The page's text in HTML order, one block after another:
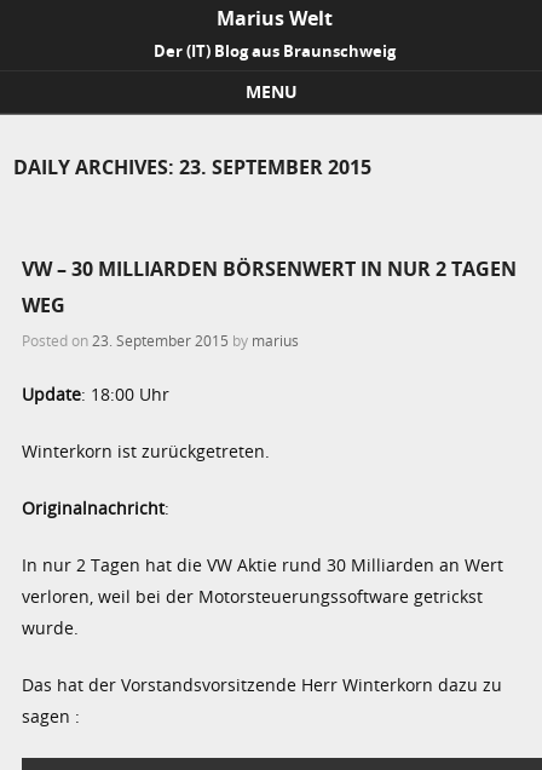
Marius Welt
Der (IT) Blog aus Braunschweig
MENU
DAILY ARCHIVES:23. SEPTEMBER 2015
VW – 30 MILLIARDEN BÖRSENWERT IN NUR 2 TAGEN
WEG
Posted on 23. September 2015 by marius
Update: 18:00 Uhr
Winterkorn ist zurückgetreten.
Originalnachricht:
In nur 2 Tagen hat die VW Aktie rund 30 Milliarden an Wert
verloren, weil bei der Motorsteuerungssoftware getrickst
wurde.
Das hat der Vorstandsvorsitzende Herr Winterkorn dazu zu
sagen :